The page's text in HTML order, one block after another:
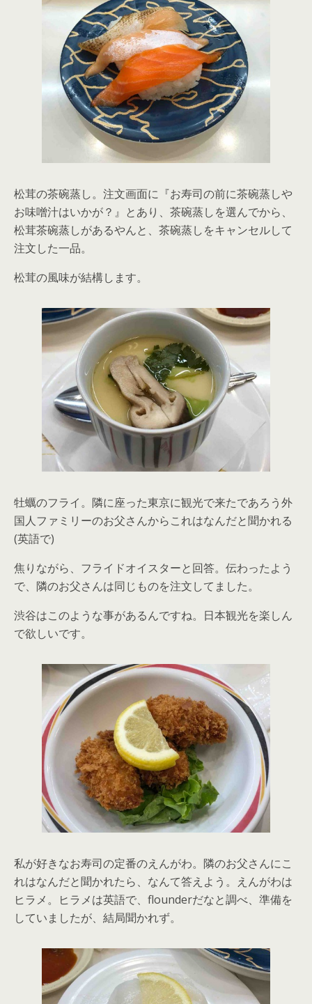
松茸の茶碗蒸し。注文画面に『お寿司の前に茶碗蒸しや
お味噌汁はいかが？』とあり、茶碗蒸しを選んでから、
松茸茶碗蒸しがあるやんと、茶碗蒸しをキャンセルして
注文した一品。
松茸の風味が結構します。
牡蠣のフライ。隣に座った東京に観光で来たであろう外
国人ファミリーのお父さんからこれはなんだと聞かれる
(英語で)
焦りながら、フライドオイスターと回答。伝わったよう
で、隣のお父さんは同じものを注文してました。
渋谷はこのような事があるんですね。日本観光を楽しん
で欲しいです。
私が好きなお寿司の定番のえんがわ。隣のお父さんにこ
れはなんだと聞かれたら、なんて答えよう。えんがわは
ヒラメ。ヒラメは英語で、flounderだなと調べ、準備を
していましたが、結局聞かれず。